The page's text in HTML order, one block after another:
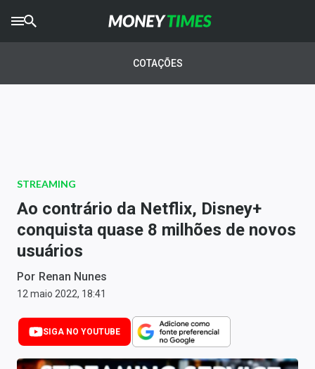
AGROTIMES
Newsletters
Money Trader
Anuncie
Últimas Notícias
Newsletters
Cotações
COTAÇÕES
STREAMING
Ao contrário da Netflix, Disney+
conquista quase 8 milhões de novos
usuários
Por Renan Nunes
12 maio 2022, 18:41
SIGA NO YOUTUBE